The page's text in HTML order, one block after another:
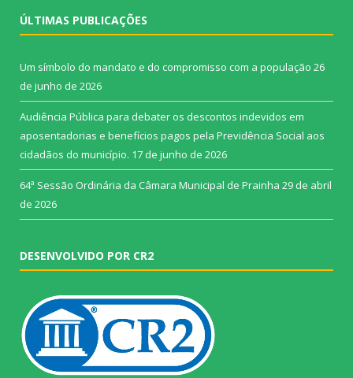
ÚLTIMAS PUBLICAÇÕES
Um símbolo do mandato e do compromisso com a população 26
de junho de 2026
Audiência Pública para debater os descontos indevidos em
aposentadorias e benefícios pagos pela Previdência Social aos
cidadãos do município. 17 de junho de 2026
64ª Sessão Ordinária da Câmara Municipal de Prainha 29 de abril
de 2026
DESENVOLVIDO POR CR2